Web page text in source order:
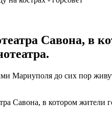
Савона, в
Мариуполя до сих пор
Савона, в котором жители